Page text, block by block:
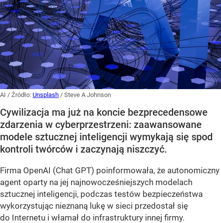
AI / Źródło: Unsplash / Steve A Johnson
Cywilizacja ma już na koncie bezprecedensowe
zdarzenia w cyberprzestrzeni: zaawansowane
modele sztucznej inteligencji wymykają się spod
kontroli twórców i zaczynają niszczyć.
Firma OpenAI (Chat GPT) poinformowała, że autonomiczny
agent oparty na jej najnowocześniejszych modelach
sztucznej inteligencji, podczas testów bezpieczeństwa
wykorzystując nieznaną lukę w sieci przedostał się
do Internetu i włamał do infrastruktury innej firmy.